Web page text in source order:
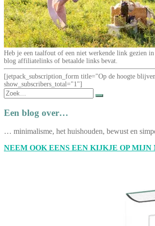
Heb je een taalfout of een niet werkende link gezien
blog affiliatelinks of betaalde links bevat.
[jetpack_subscription_form title="Op de hoogte
show_subscribers_total="1"]
Zoek
naar:
Een blog over…
… minimalisme, het huishouden, bewust en
NEEM OOK EENS EEN KIJKJE OP